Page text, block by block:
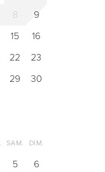
8
9
15
16
22
23
29
30
SAM. DIM.
5
6